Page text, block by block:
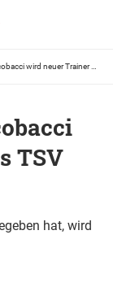
TSV
hat, wird